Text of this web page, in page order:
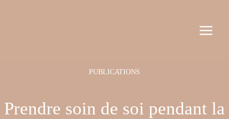
Prendre soin de soi pendant la